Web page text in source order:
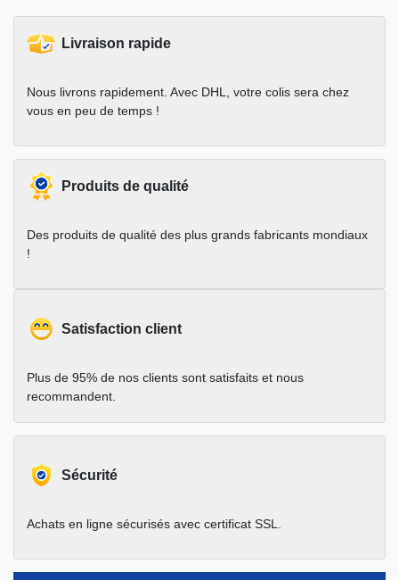
Livraison rapide
Nous livrons rapidement. Avec DHL, votre colis sera chez
vous en peu de temps !
Produits de qualité
Des produits de qualité des plus grands fabricants mondiaux
!
Satisfaction client
Plus de 95% de nos clients sont satisfaits et nous
recommandent.
Sécurité
Achats en ligne sécurisés avec certificat SSL.